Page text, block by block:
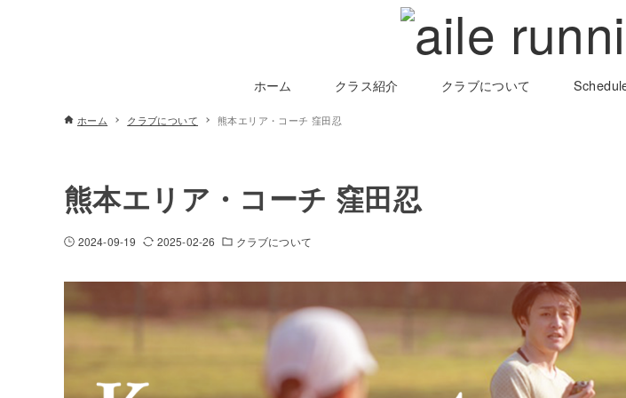
ホーム クラス紹介 クラブについて
ホーム クラブについて 熊本エリア・コーチ 窪田忍
熊本エリア・コーチ 窪田忍
2024-09-19 2025-02-26 クラブについて